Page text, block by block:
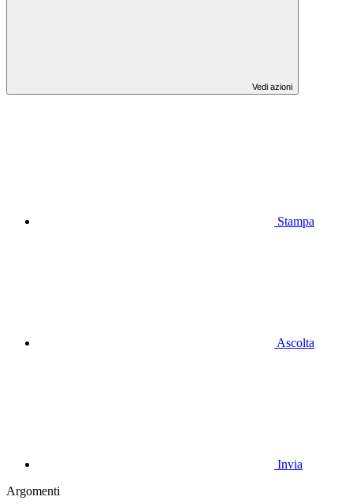
Vedi azioni
Stampa
Ascolta
Invia
Argomenti